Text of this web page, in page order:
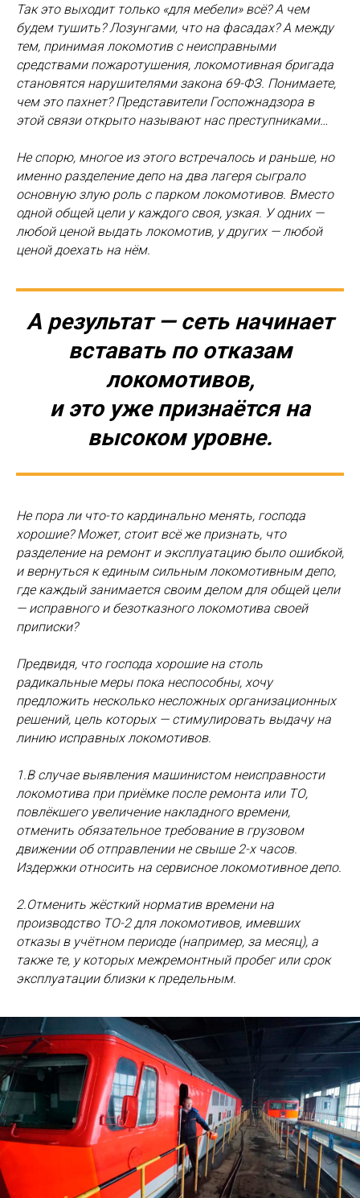
Так это выходит только «для мебели» всё? А чем
будем тушить? Лозунгами, что на фасадах? А между
тем, принимая локомотив с неисправными
средствами пожаротушения, локомотивная бригада
становятся нарушителями закона 69-ФЗ. Понимаете,
чем это пахнет? Представители Госпожнадзора в
этой связи открыто называют нас преступниками…
Не спорю, многое из этого встречалось и раньше, но
именно разделение депо на два лагеря сыграло
основную злую роль с парком локомотивов. Вместо
одной общей цели у каждого своя, узкая. У одних —
любой ценой выдать локомотив, у других — любой
ценой доехать на нём.
А результат — сеть начинает
вставать по отказам
локомотивов,
и это уже признаётся на
высоком уровне.
Не пора ли что-то кардинально менять, господа
хорошие? Может, стоит всё же признать, что
разделение на ремонт и эксплуатацию было ошибкой,
и вернуться к единым сильным локомотивным депо,
где каждый занимается своим делом для общей цели
— исправного и безотказного локомотива своей
приписки?
Предвидя, что господа хорошие на столь
радикальные меры пока неспособны, хочу
предложить несколько несложных организационных
решений, цель которых — стимулировать выдачу на
линию исправных локомотивов.
1.В случае выявления машинистом неисправности
локомотива при приёмке после ремонта или ТО,
повлёкшего увеличение накладного времени,
отменить обязательное требование в грузовом
движении об отправлении не свыше 2-х часов.
Издержки относить на сервисное локомотивное депо.
2.Отменить жёсткий норматив времени на
производство ТО-2 для локомотивов, имевших
отказы в учётном периоде (например, за месяц), а
также те, у которых межремонтный пробег или срок
эксплуатации близки к предельным.